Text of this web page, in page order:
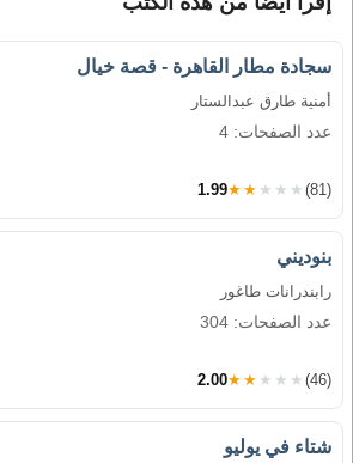
سجادة مطار القاهرة - قصة خيال
أمنية طارق عبدالستار
عدد الصفحات: 4
1.99★★★★★ (81)
بنوديني
رابندرانات طاغور
عدد الصفحات: 304
2.00★★★★★ (46)
شتاء في يوليو